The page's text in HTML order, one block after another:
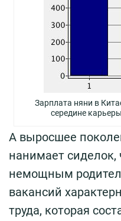
Зарплата няни в
середине
А выросшее
нанимает сиделок,
немощным
вакансий
труда, которая